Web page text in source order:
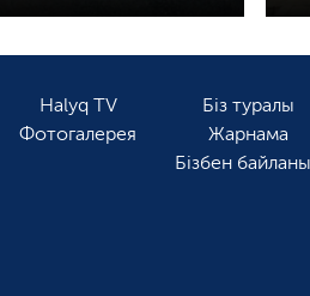
Halyq TV
Фотогалерея
Біз туралы
Жарнама
Бізбен